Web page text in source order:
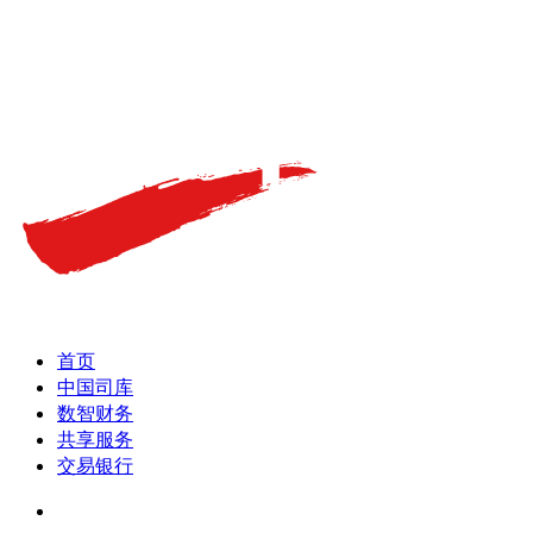
首页
中国司库
数智财务
共享服务
交易银行